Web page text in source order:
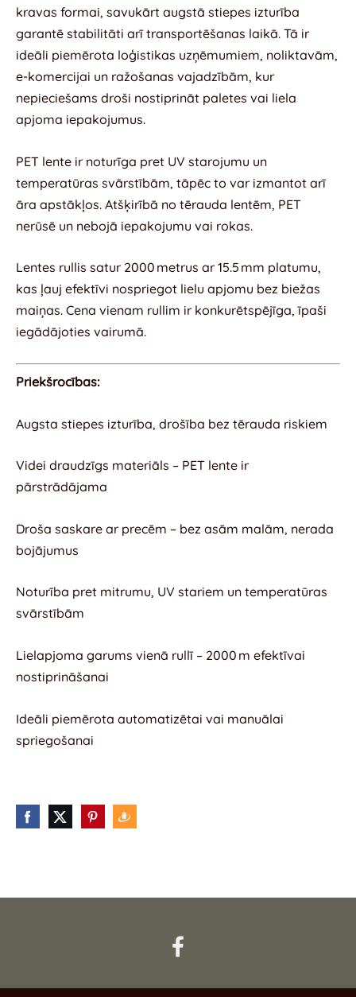
kravas formai, savukārt augstā stiepes izturība
garantē stabilitāti arī transportēšanas laikā. Tā ir
ideāli piemērota loģistikas uzņēmumiem, noliktavām,
e-komercijai un ražošanas vajadzībām, kur
nepieciešams droši nostiprināt paletes vai liela
apjoma iepakojumus.
PET lente ir noturīga pret UV starojumu un
temperatūras svārstībām, tāpēc to var izmantot arī
āra apstākļos. Atšķirībā no tērauda lentēm, PET
nerūsē un nebojā iepakojumu vai rokas.
Lentes rullis satur 2000 metrus ar 15.5 mm platumu,
kas ļauj efektīvi nospriegot lielu apjomu bez biežas
maiņas. Cena vienam rullim ir konkurētspējīga, īpaši
iegādājoties vairumā.
Priekšrocības:
Augsta stiepes izturība, drošība bez tērauda riskiem
Videi draudzīgs materiāls – PET lente ir
pārstrādājama
Droša saskare ar precēm – bez asām malām, nerada
bojājumus
Noturība pret mitrumu, UV stariem un temperatūras
svārstībām
Lielapjoma garums vienā rullī – 2000 m efektīvai
nostiprināšanai
Ideāli piemērota automatizētai vai manuālai
spriegošanai